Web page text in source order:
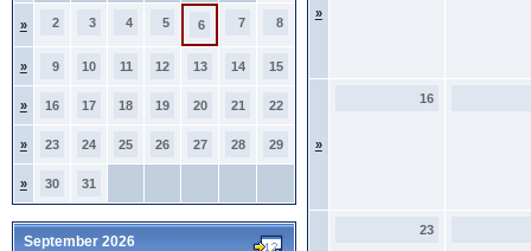
» 2 3 4 5 6 7 8
» 9 10 11 12 13 14 15
» 16 17 18 19 20 21 22
» 23 24 25 26 27 28 29
» 30 31
September 2026
»
»
16
23